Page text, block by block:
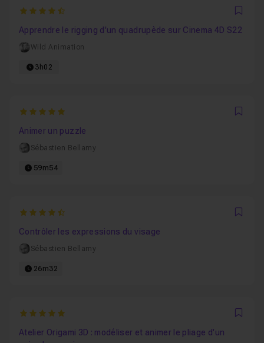
4.8888888888889
Apprendre le rigging d'un quadrupède sur Cinema 4D S22
Wild Animation
3h02
5
Animer un puzzle
Sébastien Bellamy
59m54
4.4
Contrôler les expressions du visage
Sébastien Bellamy
26m32
5
Atelier Origami 3D : modéliser et animer le pliage d'un